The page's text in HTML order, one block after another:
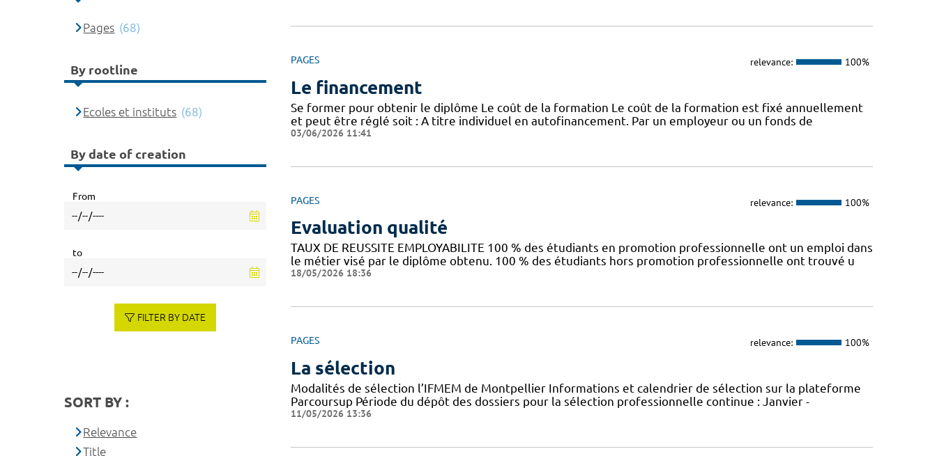
PAGES relevance: 100%
Le financement
Se former pour obtenir le diplôme Le coût de la formation Le coût de la formation est fixé annuellement
et peut être réglé soit : A titre individuel en autofinancement. Par un employeur ou un fonds de
03/06/2026 11:41
PAGES relevance: 100%
Evaluation qualité
TAUX DE REUSSITE EMPLOYABILITE 100 % des étudiants en promotion professionnelle ont un emploi dans
le métier visé par le diplôme obtenu. 100 % des étudiants hors promotion professionnelle ont trouvé u
18/05/2026 18:36
PAGES relevance: 100%
La sélection
Modalités de sélection l’IFMEM de Montpellier Informations et calendrier de sélection sur la plateforme
Parcoursup Période du dépôt des dossiers pour la sélection professionnelle continue : Janvier -
11/05/2026 13:36
Pages (68)
By rootline
Ecoles et instituts (68)
By date of creation
From
to
FILTER BY DATE
SORT BY :
Relevance
Title